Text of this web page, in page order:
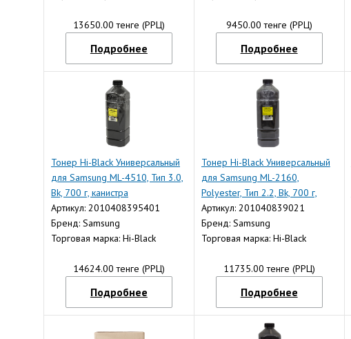
13650.00 тенге (РРЦ)
Подробнее
9450.00 тенге (РРЦ)
Подробнее
Тонер Hi-Black Универсальный
для Samsung ML-4510, Тип 3.0,
Bk, 700 г, канистра
Артикул: 2010408395401
Бренд: Samsung
Торговая марка: Hi-Black
14624.00 тенге (РРЦ)
Подробнее
Тонер Hi-Black Универсальный
для Samsung ML-2160,
Polyester, Тип 2.2, Bk, 700 г,
канистра
Артикул: 201040839021
Бренд: Samsung
Торговая марка: Hi-Black
11735.00 тенге (РРЦ)
Подробнее